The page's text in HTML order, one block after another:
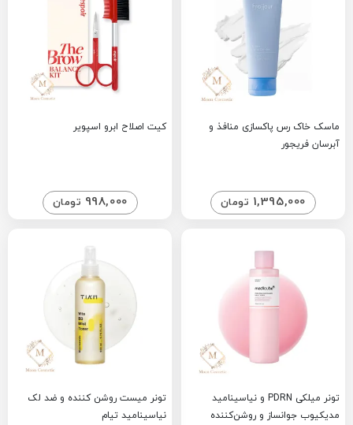
ماسک خاک رس پاکسازی منافذ و
آبرسان فریجور
1,395,000 تومان
کیت اصلاح ابرو اسپویر
998,000 تومان
تونر میلکی PDRN و نیاسینامید
مدیکیوب جوانساز و روشن‌کننده
تونر میست روشن کننده و ضد لک
نیاسینامید تیام